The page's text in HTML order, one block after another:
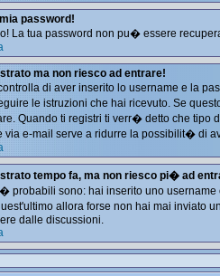
password!
La tua password non pu� essere
ma non riesco ad entrare!
di aver inserito lo username e la
le istruzioni che hai ricevuto. Se
Quando ti registri ti verr� detto che tipo
via e-mail serve a ridurre la possibilit� di
tempo fa, ma non riesco pi� ad
probabili sono: hai inserito uno
allora forse non hai mai inviato
dalle discussioni.